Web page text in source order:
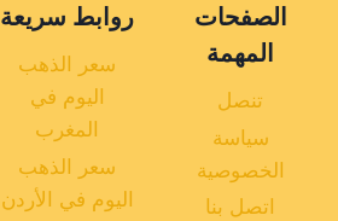
روابط سريعة
سعر الذهب
اليوم في
المغرب
سعر الذهب
اليوم في الأردن
الصفحات
المهمة
تنصل
سياسة
الخصوصية
اتصل بنا